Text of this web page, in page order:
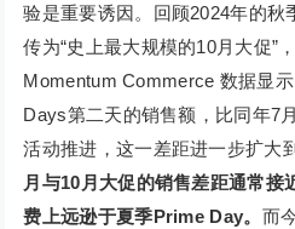
验是重要诱因。回顾2024年的秋
传为“史上最大规模的10月大促”
Momentum Commerce 数据显
Days第二天的销售额，比同年7
活动推进，这一差距进一步扩大
月与10月大促的销售差距通常接
费上远逊于夏季Prime Day。 而